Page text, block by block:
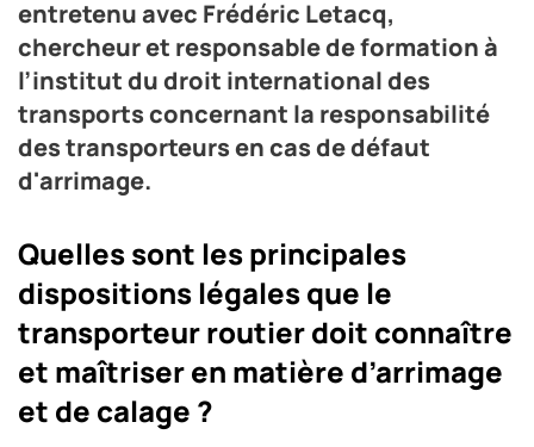
entretenu avec Frédéric Letacq,
chercheur et responsable de formation à
l’institut du droit international des
transports concernant la responsabilité
des transporteurs en cas de défaut
d'arrimage.
Quelles sont les principales
dispositions légales que le
transporteur routier doit connaître
et maîtriser en matière d’arrimage
et de calage ?